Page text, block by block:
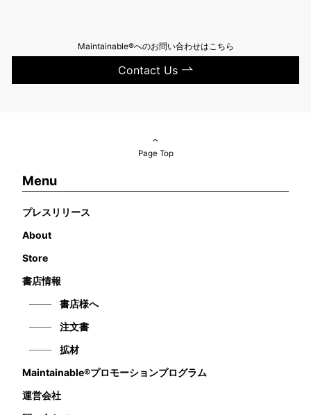
Maintainable®へのお問い合わせはこちら
Contact Us
Page Top
Menu
プレスリリース
About
Store
書店情報
書店様へ
注文書
拡材
Maintainable®プロモーションプログラム
運営会社